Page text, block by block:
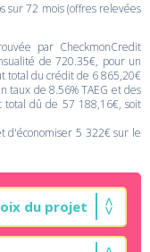
sur 72 mois (offres relevées
par CheckmonCredit
de 720.35€, pour un
total du crédit de 6 865,20€
taux de 8.56% TAEG et des
total dû de 57 188,16€, soit
d'économiser 5 322€ sur le